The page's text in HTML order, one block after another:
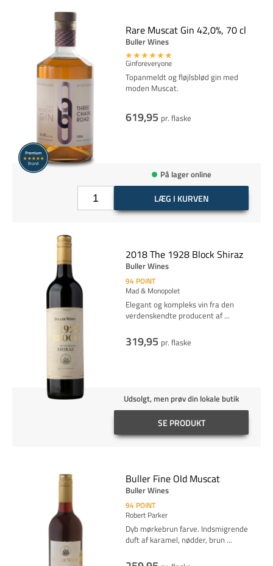
Rare Muscat Gin 42,0%, 70 cl
Buller Wines
Ginforeveryone
Topanmeldt og fløjlsblød gin med
moden Muscat.
619,95 pr. flaske
På lager online
LÆG I KURVEN
2018 The 1928 Block Shiraz
Buller Wines
94 POINT
Mad & Monopolet
Elegant og kompleks vin fra den
verdenskendte producent af ...
319,95 pr. flaske
Udsolgt, men prøv din lokale butik
SE PRODUKT
Buller Fine Old Muscat
Buller Wines
94 POINT
Robert Parker
Dyb mørkebrun farve. Indsmigrende
duft af karamel, nødder, brun ...